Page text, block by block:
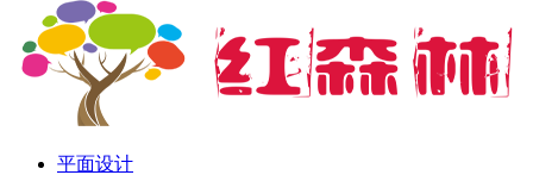
平面设计